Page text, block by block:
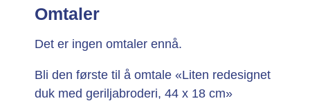
Omtaler
Det er ingen omtaler ennå.
Bli den første til å omtale «Liten redesignet
duk med geriljabroderi, 44 x 18 cm»